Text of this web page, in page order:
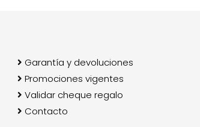
Garantía y devoluciones
Promociones vigentes
Validar cheque regalo
Contacto